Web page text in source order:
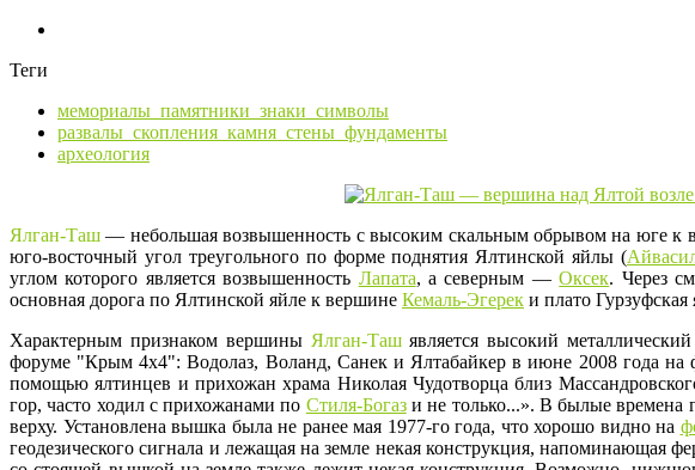
Теги
мемориалы_памятники_знаки_символы
развалы_скопления_камня_стены_фундаменты
археология
Ялган-Таш — небольшая возвышенность с высоким скальным обрывом на юге к
юго-восточный угол треугольного по форме поднятия Ялтинской яйлы (
углом которого является возвышенность Лапата, а северным —Оксек. Через
основная дорога по Ялтинской яйле к вершине Кемаль-Эгерек и плато
Характерным признаком вершины Ялган-Ташявляется высокий
форуме "Крым 4х4": Водолаз, Воланд, Санек и Ялтабайкер в июне 2008 года на
помощью ялтинцев и прихожан храма Николая Чудотворца близ
гор, часто ходил с прихожанами по Стиля-Богази не только...». В былые времена
верху. Установлена вышка была не ранее мая 1977-го года, что хорошо видно на
геодезического сигнала и лежащая на земле некая конструкция,